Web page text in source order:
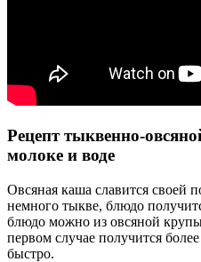
Рецепт тыквенно-
молоке и воде
Овсяная каша славится своей
немного тыкве, блюдо
блюдо можно из овсяной
первом случае получится
быстро.